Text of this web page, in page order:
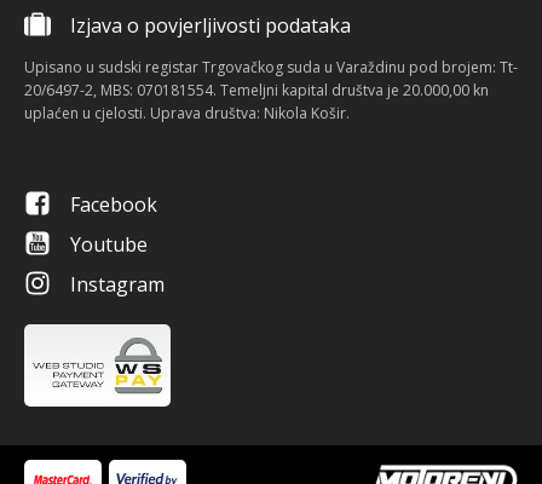
Izjava o povjerljivosti podataka
Upisano u sudski registar Trgovačkog suda u Varaždinu pod brojem: Tt-
20/6497-2, MBS: 070181554. Temeljni kapital društva je 20.000,00 kn
uplaćen u cjelosti. Uprava društva: Nikola Košir.
Facebook
Youtube
Instagram